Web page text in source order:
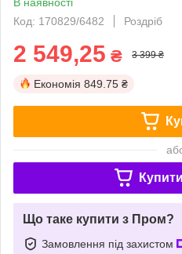
Код: 170829/6482
Роздріб
2 549,25 ₴ 3 399 ₴
Економія 849.75 ₴
Що таке купити з Пром?
Замовлення під захистом